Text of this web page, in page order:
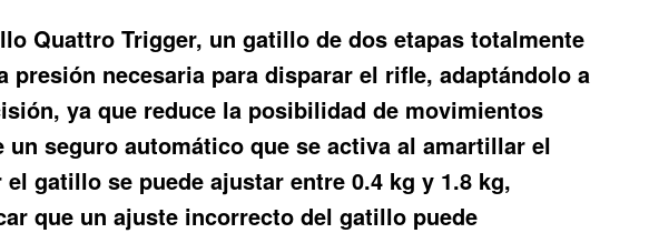
Quattro Trigger, un gatillo de dos etapas totalmente
necesaria para disparar el rifle, adaptándolo a
ya que reduce la posibilidad de movimientos
seguro automático que se activa al amartillar el
gatillo se puede ajustar entre 0.4 kg y 1.8 kg,
que un ajuste incorrecto del gatillo puede